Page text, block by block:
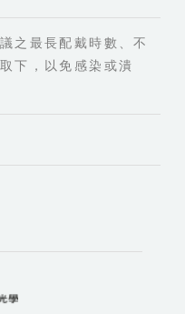
之最長配戴時數、不
下，以免感染或潰